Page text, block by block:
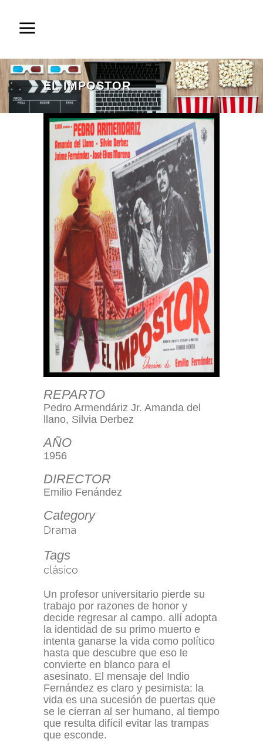
EL IMPOSTOR
REPARTO
Pedro Armendáriz Jr. Amanda del
llano, Silvia Derbez
AÑO
1956
DIRECTOR
Emilio Fenández
Category
Drama
Tags
clásico
Un profesor universitario pierde su
trabajo por razones de honor y
decide regresar al campo. allí adopta
la identidad de su primo muerto e
intenta ganarse la vida como político
hasta que descubre que eso le
convierte en blanco para el
asesinato. El mensaje del Indio
Fernández es claro y pesimista: la
vida es una sucesión de puertas que
se le cierran al ser humano, al tiempo
que resulta difícil evitar las trampas
que esconde.